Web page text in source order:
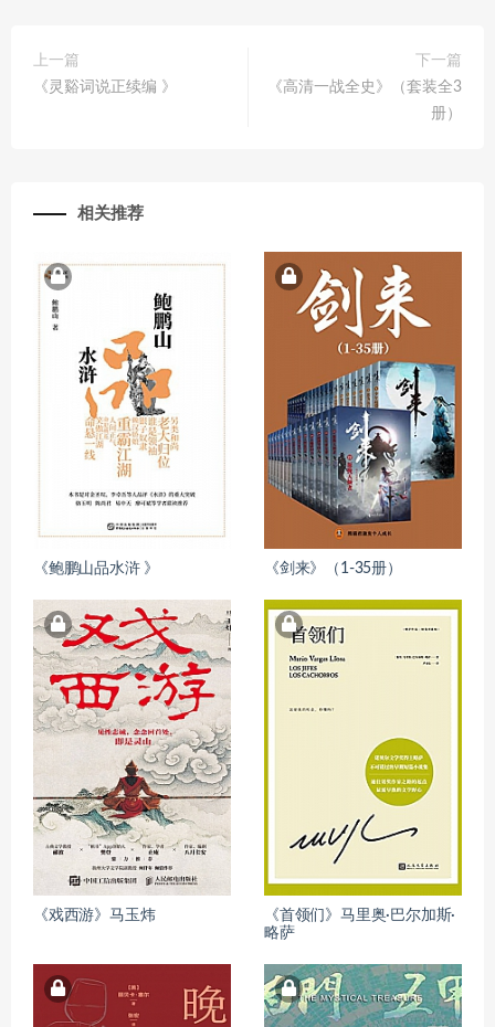
上一篇
《灵谿词说正续编 》
下一篇
《高清一战全史》（套装全3
册）
相关推荐
《鲍鹏山品水浒 》 《剑来》（1-35册）
《戏西游》马玉炜
《首领们》马里奥·巴尔加斯·
略萨